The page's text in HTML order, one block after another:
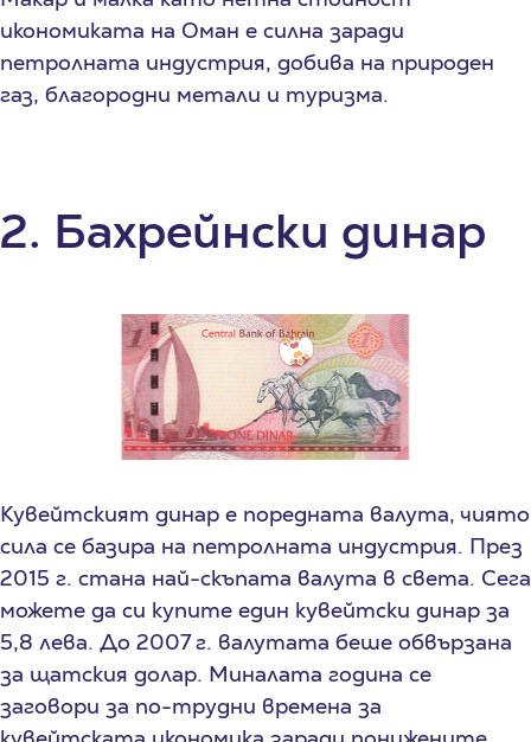
икономиката на Оман е силна заради
петролната индустрия, добива на природен
газ, благородни метали и туризма.
2. Бахрейнски динар
Кувейтският динар е поредната валута, чиято
сила се базира на петролната индустрия. През
2015 г. стана най-скъпата валута в света. Сега
можете да си купите един кувейтски динар за
5,8 лева. До 2007 г. валутата беше обвързана
за щатския долар. Миналата година се
заговори за по-трудни времена за